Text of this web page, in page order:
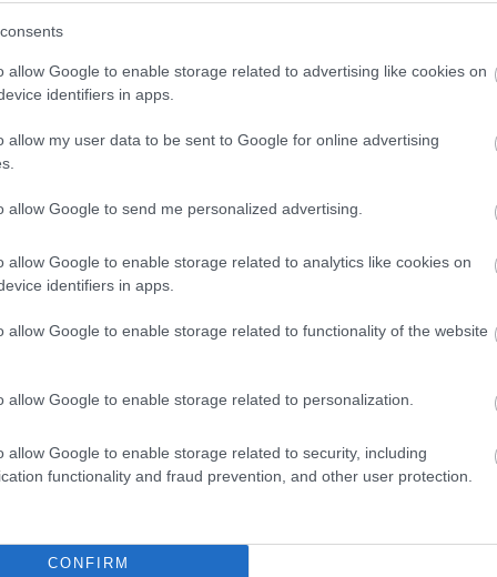
allow Google to enable storage related to advertising like cookies on
identifiers in apps.
allow my user data to be sent to Google for online advertising
allow Google to send me personalized advertising.
allow Google to enable storage related to analytics like cookies on
identifiers in apps.
allow Google to enable storage related to functionality of the website
allow Google to enable storage related to personalization.
allow Google to enable storage related to security, including
functionality and fraud prevention, and other user protection.
CONFIRM
všetko na maľovanie interiérov aj
FARIEB, no tiež online na